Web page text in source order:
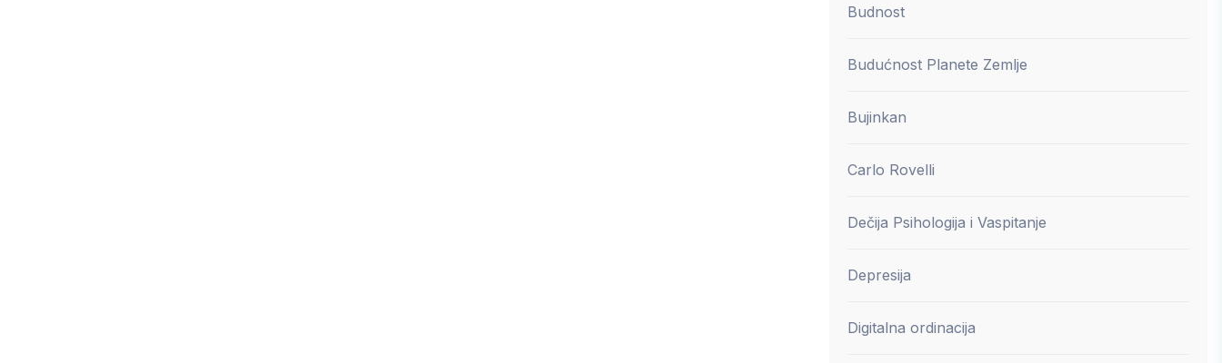
Budnost
Budućnost Planete Zemlje
Bujinkan
Carlo Rovelli
Dečija Psihologija i Vaspitanje
Depresija
Digitalna ordinacija